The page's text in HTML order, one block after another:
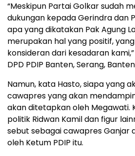
“Meskipun Partai Golkar sudah
dukungan kepada Gerindra dan
apa yang dikatakan Pak Agung
merupakan hal yang positif,
konsideran dari kesadaran
DPD PDIP Banten, Serang,
Namun, kata Hasto, siapa yang
cawapres yang akan
akan ditetapkan oleh Megawati.
politik Ridwan Kamil dan figur
sebut sebagai cawapres Ganjar
oleh Ketum PDIP itu.